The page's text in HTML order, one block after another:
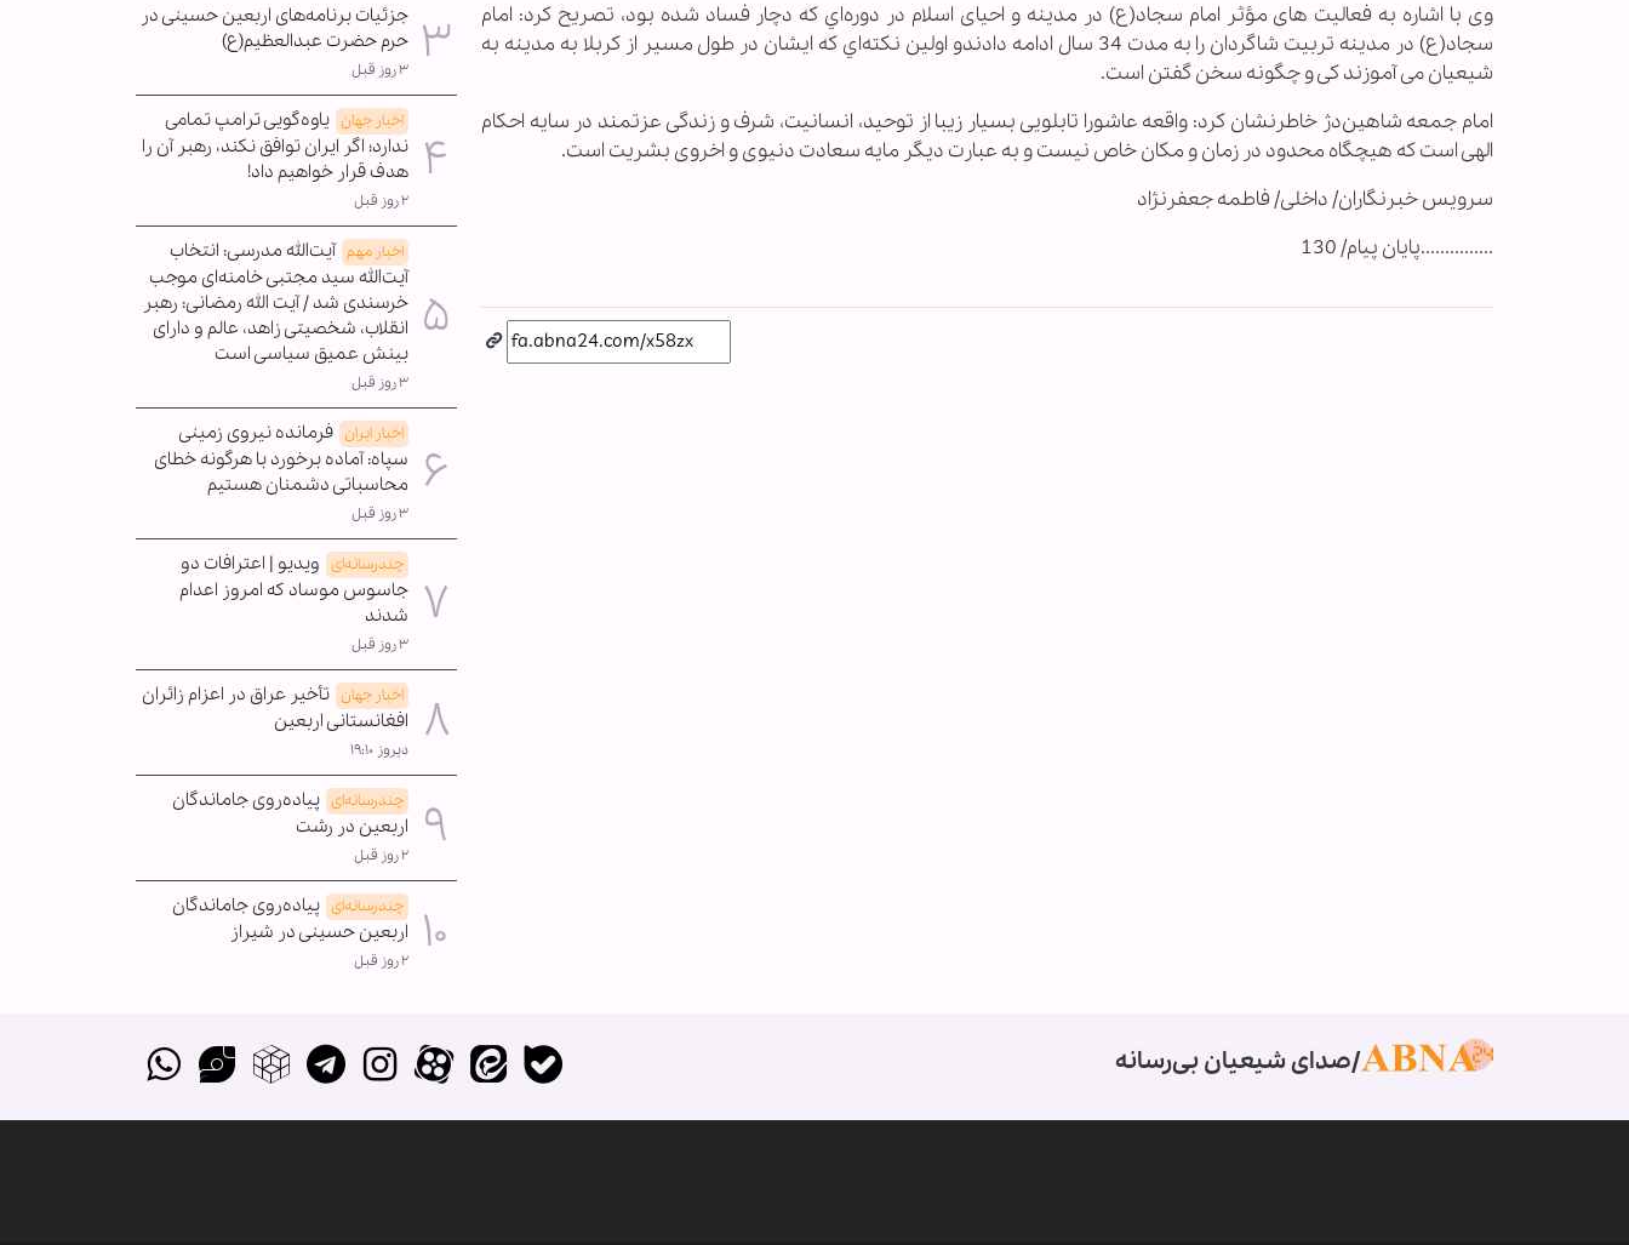
وی با اشاره به فعالیت های مؤثر امام سجاد(ع) در مدینه و احیای اسلام در دوره‌اي که دچار فساد شده بود، تصریح کرد: امام
سجاد(ع) در مدینه تربیت شاگردان را به مدت 34 سال ادامه دادندو اولین نكته‌اي که ایشان در طول مسیر از کربلا به مدینه به
شیعیان می آموزند کی و چگونه سخن گفتن است.
امام جمعه شاهين‌دژ خاطرنشان كرد: واقعه عاشورا تابلویی بسیار زیبا از توحید، انسانیت، شرف و زندگی عزتمند در سایه احکام
الهی است که هیچگاه محدود در زمان و مکان خاص نیست و به عبارت دیگر مایه سعادت دنیوی و اخروی بشریت است.
سرویس خبرنگاران/ داخلی/ فاطمه جعفرنژاد
...............پایان پیام/ 130
جزئیات برنامه‌های اربعین حسینی در
حرم حضرت عبدالعظیم(ع)
۳ روز قبل
اخبار جهان یاوه‌گویی ترامپ تمامی
ندارد؛ اگر ایران توافق نکند، رهبر آن را
هدف قرار خواهیم داد!
۲ روز قبل
اخبار مهم آیت‌الله مدرسی: انتخاب
آیت‌الله سید مجتبی خامنه‌ای موجب
خرسندی شد / آیت الله رمضانی: رهبر
انقلاب، شخصیتی زاهد، عالم و دارای
بینش عمیق سیاسی است
۳ روز قبل
اخبار ایران فرمانده نیروی زمینی
سپاه: آماده برخورد با هرگونه خطای
محاسباتی دشمنان هستیم
۳ روز قبل
چندرسانه‌ای ویدیو | اعترافات دو
جاسوس موساد که امروز اعدام
شدند
۳ روز قبل
اخبار جهان تأخیر عراق در اعزام زائران
افغانستانی اربعین
دیروز ۱۹:۱۰
چندرسانه‌ای پیاده‌روی جاماندگان
اربعین در رشت
۲ روز قبل
چندرسانه‌ای پیاده‌روی جاماندگان
اربعین حسینی در شیراز
۲ روز قبل
صدای شیعیان بی‌رسانه